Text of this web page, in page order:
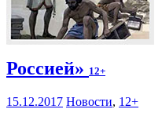
Россией» 12+
15.12.2017 Новости, 12+